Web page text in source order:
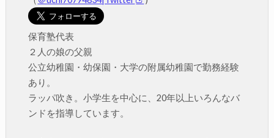
保育塾代表
２人の娘の父親
公立幼稚園・幼保園・大学の附属幼稚園で勤務経験
あり。
ラッパ吹き。小学生を中心に、20年以上いろんなバ
ンドを指導しています。